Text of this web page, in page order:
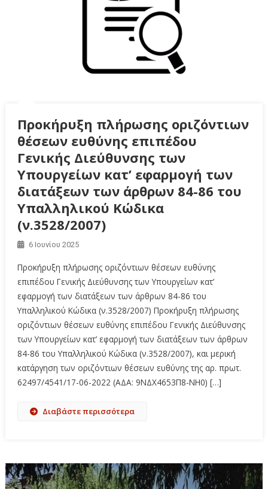
Προκήρυξη πλήρωσης οριζόντιων
θέσεων ευθύνης επιπέδου
Γενικής Διεύθυνσης των
Υπουργείων κατ’ εφαρμογή των
διατάξεων των άρθρων 84-86 του
Υπαλληλικού Κώδικα
(ν.3528/2007)
6 Ιουνίου 2025
Προκήρυξη πλήρωσης οριζόντιων θέσεων ευθύνης
επιπέδου Γενικής Διεύθυνσης των Υπουργείων κατ’
εφαρμογή των διατάξεων των άρθρων 84-86 του
Υπαλληλικού Κώδικα (ν.3528/2007) Προκήρυξη πλήρωσης
οριζόντιων θέσεων ευθύνης επιπέδου Γενικής Διεύθυνσης
των Υπουργείων κατ’ εφαρμογή των διατάξεων των άρθρων
84-86 του Υπαλληλικού Κώδικα (ν.3528/2007), και μερική
κατάργηση των οριζόντιων θέσεων ευθύνης της αρ. πρωτ.
62497/4541/17-06-2022 (ΑΔΑ: 9ΝΔΧ4653Π8-ΝΗ0) […]
Διαβάστε περισσότερα